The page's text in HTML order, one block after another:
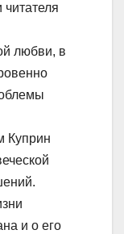
читателя
любви, в
Куприн
и о его